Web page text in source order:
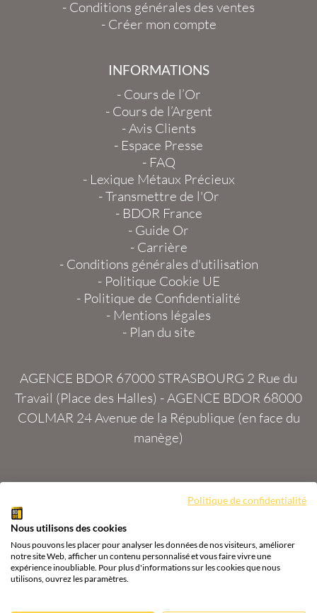
- Conditions générales des ventes
- Créer mon compte
INFORMATIONS
- Cours de l’Or
- Cours de l’Argent
-Avis Clients
- Espace Presse
- FAQ
- Lexique Métaux Précieux
-Transmettre de l'Or
- BDOR France
- Guide Or
- Carrière
- Conditions générales d'utilisation
- Politique Cookie UE
- Politique de Confidentialité
- Mentions légales
- Plan du site
AGENCE BDOR 67000 STRASBOURG 2 Rue du
Travail (Place des Halles) -AGENCE BDOR 68000
COLMAR24 Avenue de la République (en face du
manège)
Tous droits réservés Agence BDOR ®
Cours or, achat
& vente or, argent
Politique de confidentialité
Nous utilisons des cookies
Nous pouvons les placer pour analyser les données de nos visiteurs, améliorer
notre site Web, afficher un contenu personnalisé et vous faire vivre une
expérience inoubliable. Pour plus d'informations sur les cookies que nous
utilisons, ouvrez les paramètres.